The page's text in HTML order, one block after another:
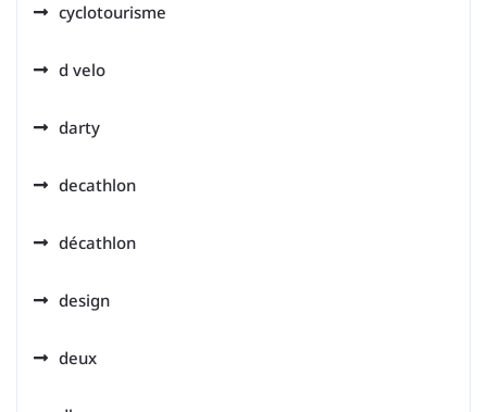
cyclotourisme
d velo
darty
decathlon
décathlon
design
deux